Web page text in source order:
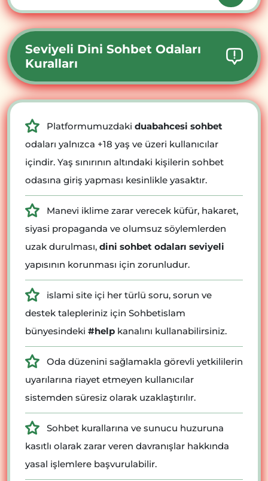
Seviyeli Dini Sohbet Odaları
Kuralları
Platformumuzdaki duabahcesi sohbet
odaları yalnızca +18 yaş ve üzeri kullanıcılar
içindir. Yaş sınırının altındaki kişilerin sohbet
odasına giriş yapması kesinlikle yasaktır.
Manevi iklime zarar verecek küfür, hakaret,
siyasi propaganda ve olumsuz söylemlerden
uzak durulması, dini sohbet odaları seviyeli
yapısının korunması için zorunludur.
islami site içi her türlü soru, sorun ve
destek talepleriniz için Sohbetislam
bünyesindeki #help kanalını kullanabilirsiniz.
Oda düzenini sağlamakla görevli yetkililerin
uyarılarına riayet etmeyen kullanıcılar
sistemden süresiz olarak uzaklaştırılır.
Sohbet kurallarına ve sunucu huzuruna
kasıtlı olarak zarar veren davranışlar hakkında
yasal işlemlere başvurulabilir.